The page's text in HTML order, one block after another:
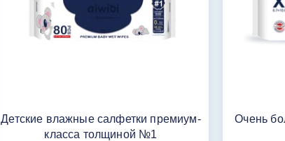
Детские влажные салфетки премиум-
класса толщиной №1
Очeнь